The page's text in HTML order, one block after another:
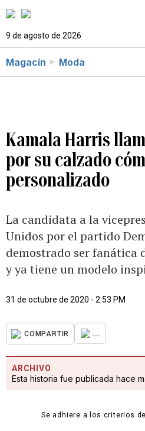
9 de agosto de 2026
Magacín Moda
Kamala Harris
por su calzado
personalizado
La candidata a la
Unidos por el partido
demostrado ser fanática
y ya tiene un modelo
31 de octubre de 2020 - 2:53 PM
COMPARTIR ...
ARCHIVO
Esta historia fue publicada hace
Se adhiere a los criterios de